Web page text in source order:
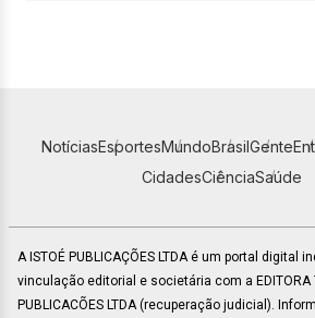
NotíciasEsportesMundoBrasilGente
CidadesCiênciaSaúde
A ISTOÉ PUBLICAÇÕES LTDA é um portal digital
vinculação editorial e societária com a EDITORA
PUBLICACÕES LTDA (recuperação judicial).